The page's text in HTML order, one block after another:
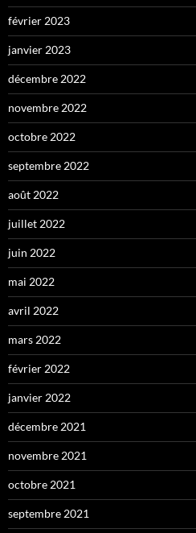
février 2023
janvier 2023
décembre 2022
novembre 2022
octobre 2022
septembre 2022
août 2022
juillet 2022
juin 2022
mai 2022
avril 2022
mars 2022
février 2022
janvier 2022
décembre 2021
novembre 2021
octobre 2021
septembre 2021